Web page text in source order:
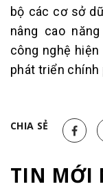
bộ các cơ sở
nâng cao
công nghệ
phát triển chính
CHIA SẺ
TIN MỚI